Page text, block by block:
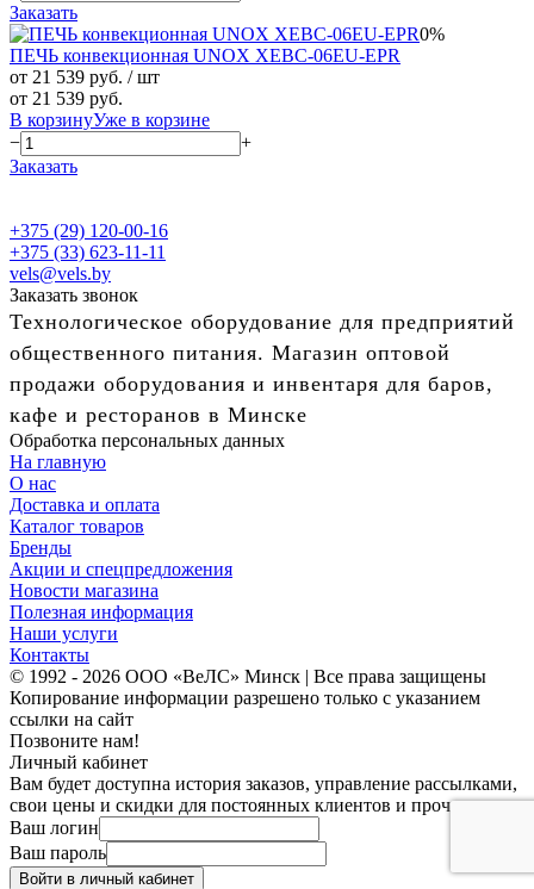
Заказать
0%
ПЕЧЬ конвекционная UNOX XEBC-06EU-EPR
от 21 539 руб. / шт
от 21 539 руб.
В корзинуУже в корзине
−
+
Заказать
+375 (29) 120-00-16
+375 (33) 623-11-11
vels@vels.by
Заказать звонок
Технологическое оборудование для предприятий
общественного питания. Магазин оптовой
продажи оборудования и инвентаря для баров,
кафе и ресторанов в Минске
Обработка персональных данных
На главную
О нас
Доставка и оплата
Каталог товаров
Бренды
Акции и спецпредложения
Новости магазина
Полезная информация
Наши услуги
Контакты
© 1992 - 2026 ООО «ВеЛС» Минск | Все права защищены
Копирование информации разрешено только с указанием
ссылки на сайт
Позвоните нам!
Личный кабинет
Вам будет доступна история заказов, управление рассылками,
свои цены и скидки для постоянных клиентов и прочее.
Ваш логин
Ваш пароль
Войти в личный кабинет